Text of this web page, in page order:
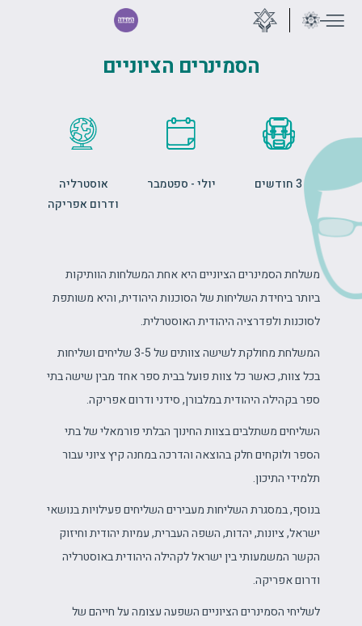
הסמינרים הציוניים
3 חודשים יולי - ספטמבר
אוסטרליה
ודרום אפריקה
משלחת הסמינרים הציוניים היא אחת המשלחות הוותיקות
ביותר ביחידת השליחות של הסוכנות היהודית, והיא משותפת
לסוכנות ולפדרציה היהודית האוסטרלית.
המשלחת מחולקת לשישה צוותים של 3-5 שליחים ושליחות
בכל צוות, כאשר כל צוות פועל בבית ספר אחד מבין שישה בתי
ספר בקהילה היהודית במלבורן, סידני ודרום אפריקה.
השליחים משתלבים בצוות החינוך הבלתי פורמאלי של בתי
הספר ולוקחים חלק בהוצאה והדרכה במחנה קיץ ציוני עבור
תלמידי התיכון.
בנוסף, במסגרת השליחות מעבירים השליחים פעילויות בנושאי
ישראל, ציונות, יהדות, השפה העברית, עמיות יהודית וחיזוק
הקשר המשמעותי בין ישראל לקהילה היהודית באוסטרליה
ודרום אפריקה.
לשליחי הסמינרים הציוניים השפעה עצומה על חייהם של